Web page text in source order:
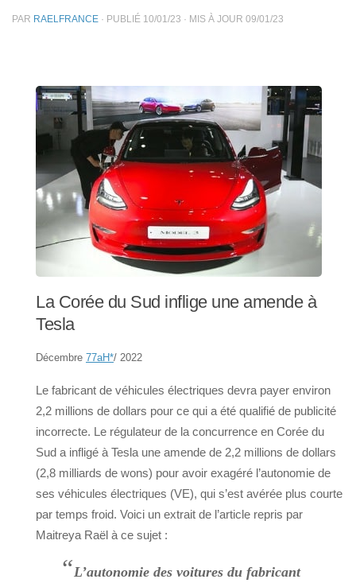
PAR RAELFRANCE · PUBLIÉ 10/01/23 · MIS À JOUR 09/01/23
La Corée du Sud inflige une amende à
Tesla
Décembre 77aH*/ 2022
Le fabricant de véhicules électriques devra payer environ
2,2 millions de dollars pour ce qui a été qualifié de publicité
incorrecte. Le régulateur de la concurrence en Corée du
Sud a infligé à Tesla une amende de 2,2 millions de dollars
(2,8 milliards de wons) pour avoir exagéré l’autonomie de
ses véhicules électriques (VE), qui s’est avérée plus courte
par temps froid. Voici un extrait de l’article repris par
Maitreya Raël à ce sujet :
“L’autonomie des voitures du fabricant